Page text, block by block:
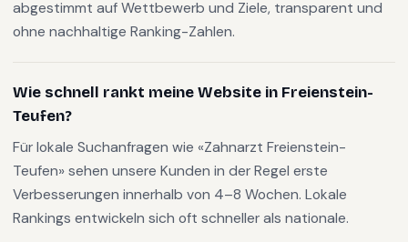
abgestimmt auf Wettbewerb und Ziele, transparent und
ohne nachhaltige Ranking-Zahlen.
Wie schnell rankt meine Website in Freienstein-
Teufen?
Für lokale Suchanfragen wie «Zahnarzt Freienstein-
Teufen» sehen unsere Kunden in der Regel erste
Verbesserungen innerhalb von 4–8 Wochen. Lokale
Rankings entwickeln sich oft schneller als nationale.